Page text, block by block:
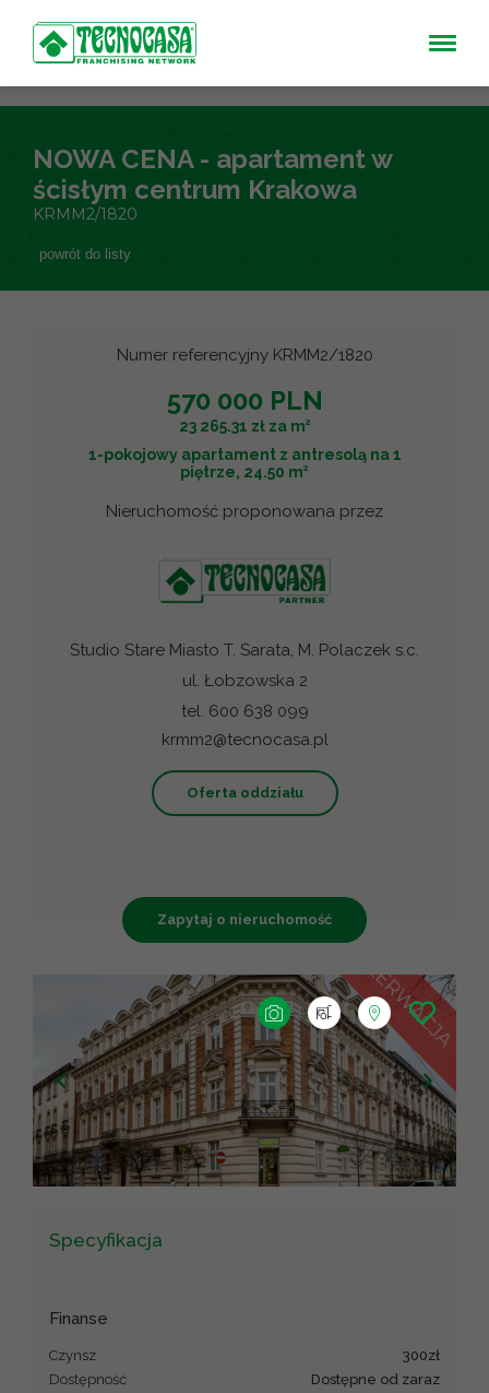
NOWA CENA - apartament w
ścisłym centrum Krakowa
KRMM2/1820
powrót do listy
Numer referencyjny KRMM2/1820
570 000 PLN
23 265.31 zł za m2
1-pokojowy apartament z antresolą na 1
piętrze, 24.50 m2
Nieruchomość proponowana przez
Studio Stare Miasto T. Sarata, M. Polaczek s.c.
ul. Łobzowska 2
tel. 600 638 099
krmm2@tecnocasa.pl
Oferta oddziału
Zapytaj o nieruchomość
Leaflet|©OpenStreetMapcontributors ©CARTO
Specyfikacja
Finanse
Czynsz
300zł
Dostępność
Dostępne od zaraz